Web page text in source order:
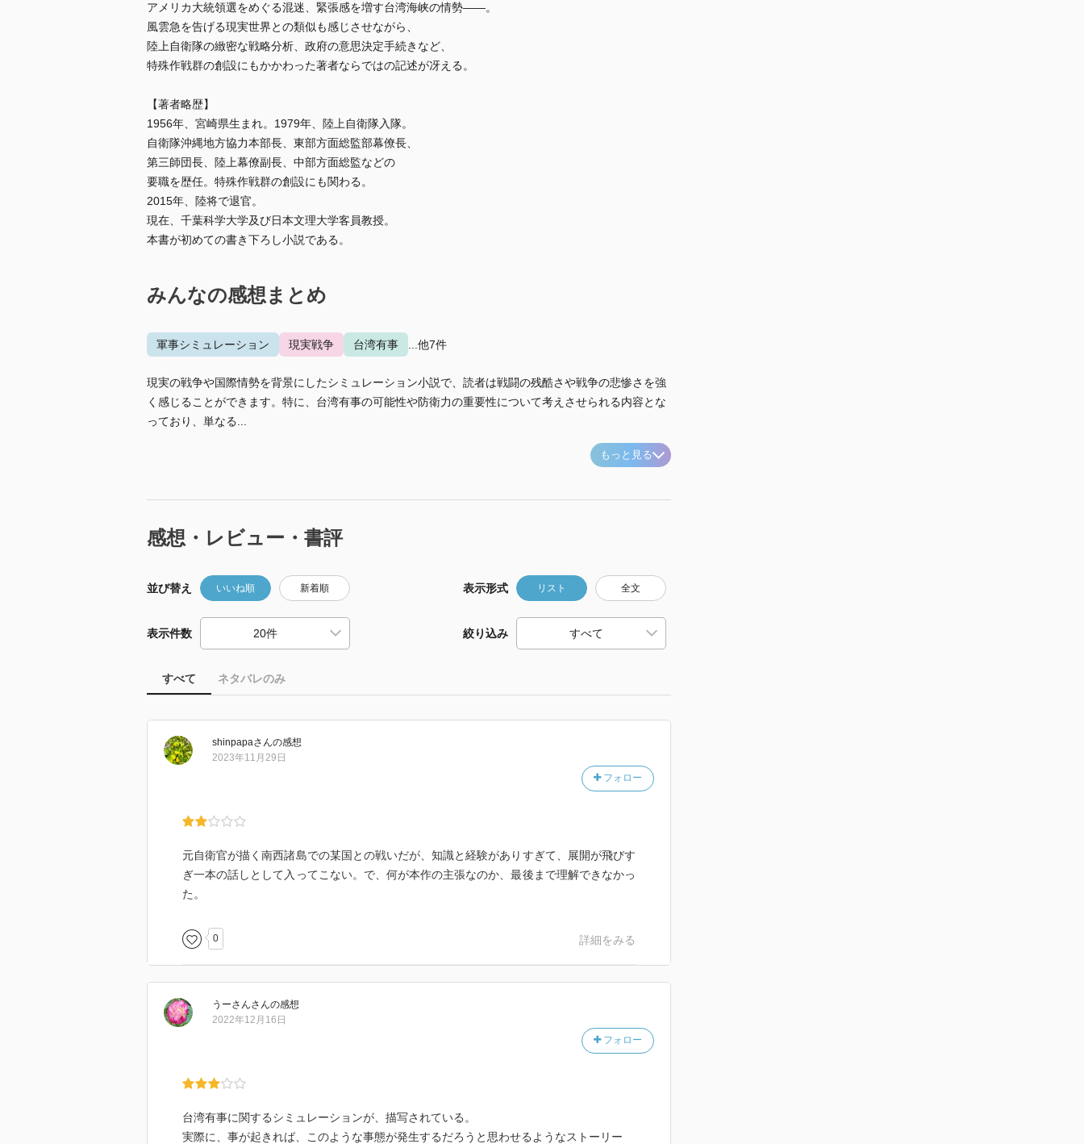
アメリカ大統領選をめぐる混迷、緊張感を増す台湾海峡の情勢――。
風雲急を告げる現実世界との類似も感じさせながら、
陸上自衛隊の緻密な戦略分析、政府の意思決定手続きなど、
特殊作戦群の創設にもかかわった著者ならではの記述が冴える。
【著者略歴】
1956年、宮崎県生まれ。1979年、陸上自衛隊入隊。
自衛隊沖縄地方協力本部長、東部方面総監部幕僚長、
第三師団長、陸上幕僚副長、中部方面総監などの
要職を歴任。特殊作戦群の創設にも関わる。
2015年、陸将で退官。
現在、千葉科学大学及び日本文理大学客員教授。
本書が初めての書き下ろし小説である。
みんなの感想まとめ
軍事シミュレーション 現実戦争 台湾有事 ...他7件
現実の戦争や国際情勢を背景にしたシミュレーション小説で、読者は戦闘の残酷さや戦争の悲惨さを強
く感じることができます。特に、台湾有事の可能性や防衛力の重要性について考えさせられる内容とな
っており、単なる...
もっと見る
感想・レビュー・書評
並び替え いいね順 新着順 表示形式 リスト 全文
表示件数 絞り込み
すべて ネタバレのみ
shinpapaさんの感想
フォロー
2023年11月29日
元自衛官が描く南西諸島での某国との戦いだが、知識と経験がありすぎて、展開が飛びす
ぎ一本の話しとして入ってこない。で、何が本作の主張なのか、最後まで理解できなかっ
た。
0 詳細をみる
うーさんさんの感想
フォロー
2022年12月16日
台湾有事に関するシミュレーションが、描写されている。
実際に、事が起きれば、このような事態が発生するだろうと思わせるようなストーリー